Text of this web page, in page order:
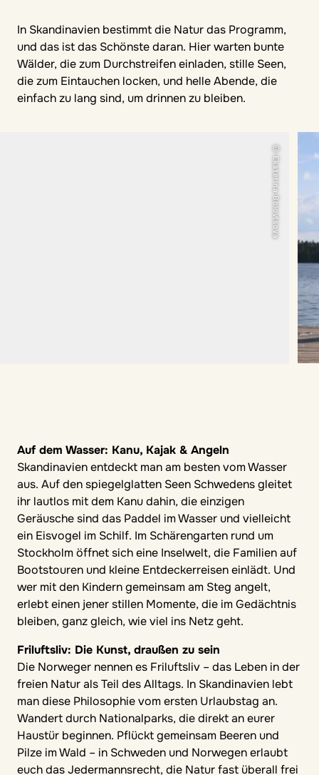
In Skandinavien bestimmt die Natur das Programm,
und das ist das Schönste daran. Hier warten bunte
Wälder, die zum Durchstreifen einladen, stille Seen,
die zum Eintauchen locken, und helle Abende, die
einfach zu lang sind, um drinnen zu bleiben.
© Ekaterina Bolovtsova
Auf dem Wasser: Kanu, Kajak & Angeln
Skandinavien entdeckt man am besten vom Wasser
aus. Auf den spiegelglatten Seen Schwedens gleitet
ihr lautlos mit dem Kanu dahin, die einzigen
Geräusche sind das Paddel im Wasser und vielleicht
ein Eisvogel im Schilf. Im Schärengarten rund um
Stockholm öffnet sich eine Inselwelt, die Familien auf
Bootstouren und kleine Entdeckerreisen einlädt. Und
wer mit den Kindern gemeinsam am Steg angelt,
erlebt einen jener stillen Momente, die im Gedächtnis
bleiben, ganz gleich, wie viel ins Netz geht.
Friluftsliv: Die Kunst, draußen zu sein
Die Norweger nennen es Friluftsliv – das Leben in der
freien Natur als Teil des Alltags. In Skandinavien lebt
man diese Philosophie vom ersten Urlaubstag an.
Wandert durch Nationalparks, die direkt an eurer
Haustür beginnen. Pflückt gemeinsam Beeren und
Pilze im Wald – in Schweden und Norwegen erlaubt
euch das Jedermannsrecht, die Natur fast überall frei